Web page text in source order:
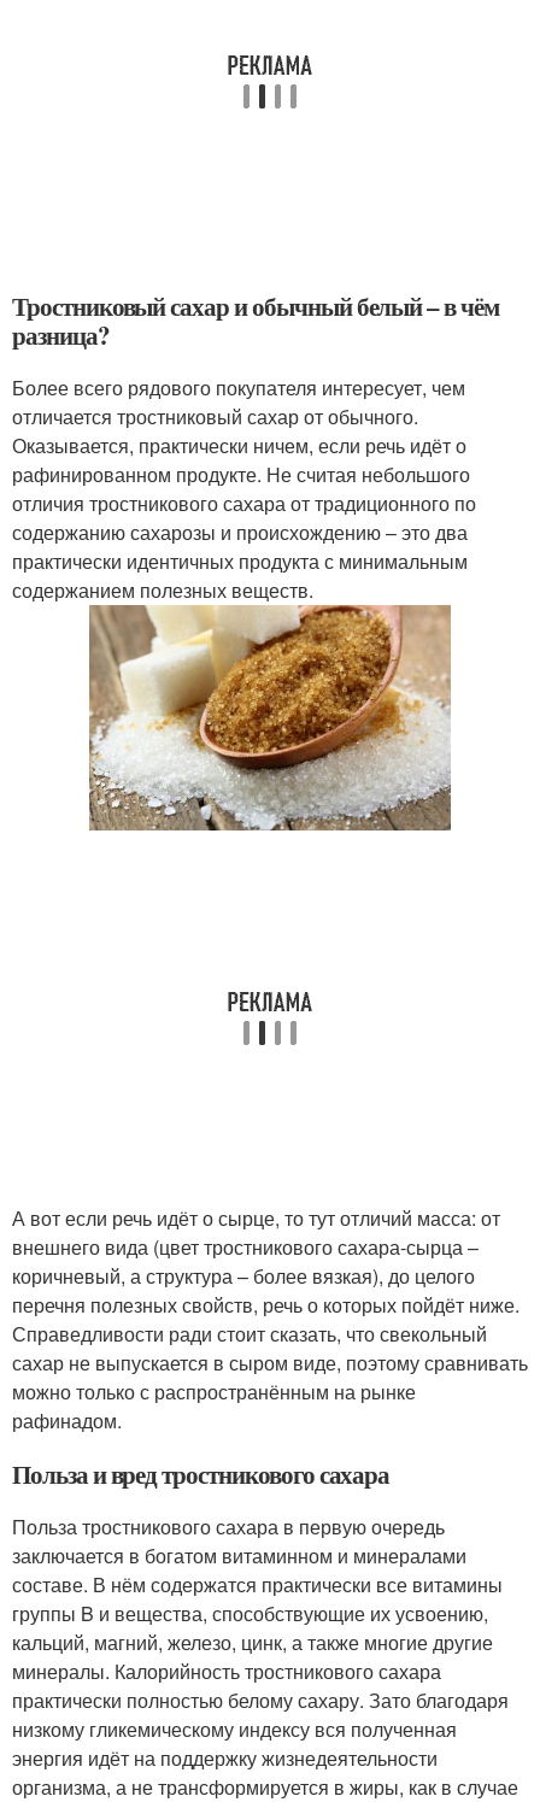
Тростниковый сахар и обычный белый – в чём
разница?
Более всего рядового покупателя интересует, чем
отличается тростниковый сахар от обычного.
Оказывается, практически ничем, если речь идёт о
рафинированном продукте. Не считая небольшого
отличия тростникового сахара от традиционного по
содержанию сахарозы и происхождению – это два
практически идентичных продукта с минимальным
содержанием полезных веществ.
А вот если речь идёт о сырце, то тут отличий масса: от
внешнего вида (цвет тростникового сахара-сырца –
коричневый, а структура – более вязкая), до целого
перечня полезных свойств, речь о которых пойдёт ниже.
Справедливости ради стоит сказать, что свекольный
сахар не выпускается в сыром виде, поэтому сравнивать
можно только с распространённым на рынке
рафинадом.
Польза и вред тростникового сахара
Польза тростникового сахара в первую очередь
заключается в богатом витаминном и минералами
составе. В нём содержатся практически все витамины
группы B и вещества, способствующие их усвоению,
кальций, магний, железо, цинк, а также многие другие
минералы. Калорийность тростникового сахара
практически полностью белому сахару. Зато благодаря
низкому гликемическому индексу вся полученная
энергия идёт на поддержку жизнедеятельности
организма, а не трансформируется в жиры, как в случае